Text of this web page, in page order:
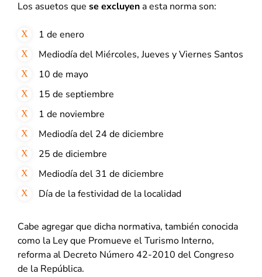
Los asuetos que se excluyena esta norma son:
1 de enero
Mediodía del Miércoles, Jueves y Viernes Santos
10 de mayo
15 de septiembre
1 de noviembre
Mediodía del 24 de diciembre
25 de diciembre
Mediodía del 31 de diciembre
Día de la festividad de la localidad
Cabe agregar que dicha normativa, también conocida
como la Ley que Promueve el Turismo Interno,
reforma al Decreto Número 42-2010 del Congreso
de la República.